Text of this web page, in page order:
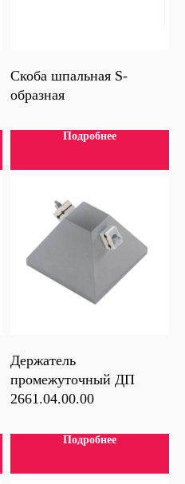
Скоба шпальная S-
образная
Подробнее
Держатель
промежуточный ДП
2661.04.00.00
Подробнее